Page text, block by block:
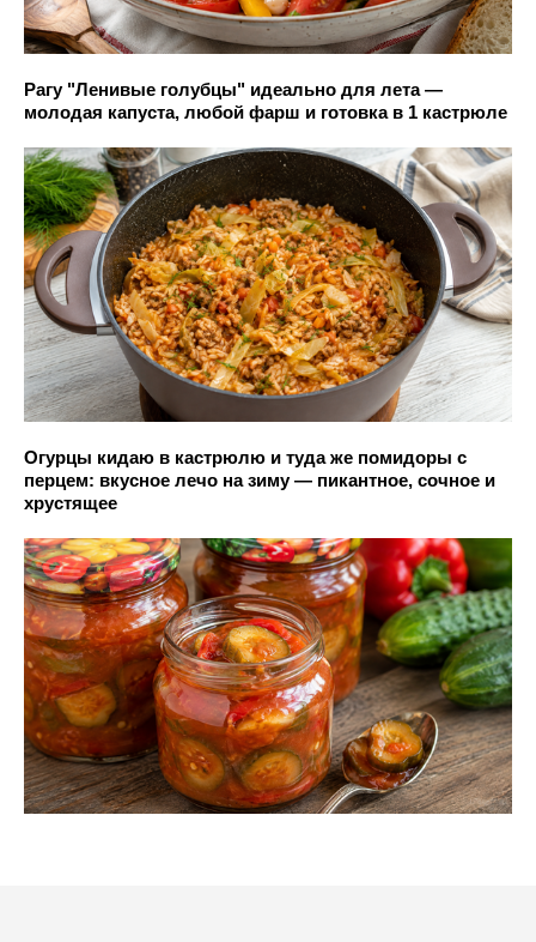
Рагу "Ленивые голубцы" идеально для лета —
молодая капуста, любой фарш и готовка в 1 кастрюле
Огурцы кидаю в кастрюлю и туда же помидоры с
перцем: вкусное лечо на зиму — пикантное, сочное и
хрустящее